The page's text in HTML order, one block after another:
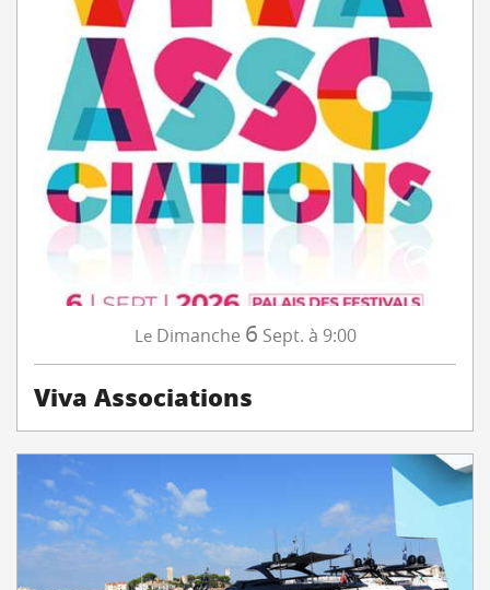
Le Dimanche 6 Sept. à 9:00
Viva Associations